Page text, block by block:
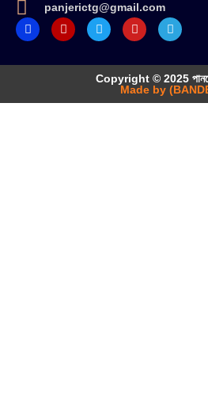
panjerictg@gmail.com
Copyright © 2025
Made by